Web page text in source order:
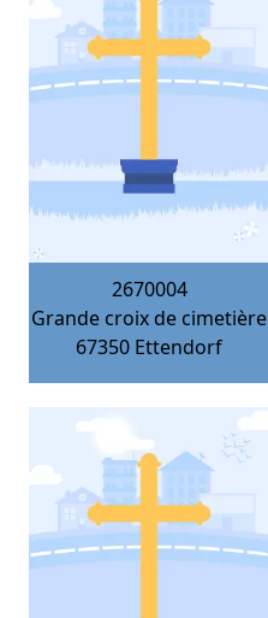
2670004
Grande croix de cimetière
67350 Ettendorf